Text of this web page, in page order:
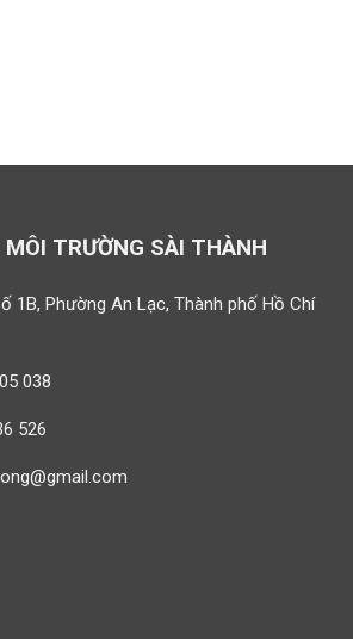
TRƯỜNG SÀI THÀNH
1B, Phường An Lạc, Thành phố Hồ Chí
038
526